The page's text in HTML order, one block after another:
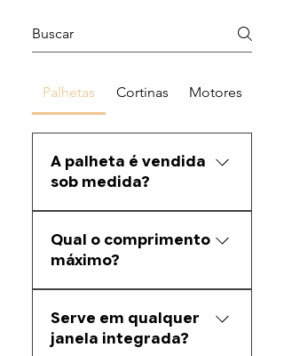
Palhetas Cortinas Motores
A palheta é vendida
sob medida?
conforme a medida informada
pelo cliente.
Qual o comprimento
máximo?
metros, mas enviamos na
medida solicitada.
Serve em qualquer
janela integrada?